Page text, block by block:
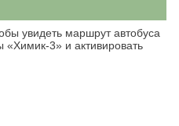
увидеть маршрут автобуса
3» и активировать